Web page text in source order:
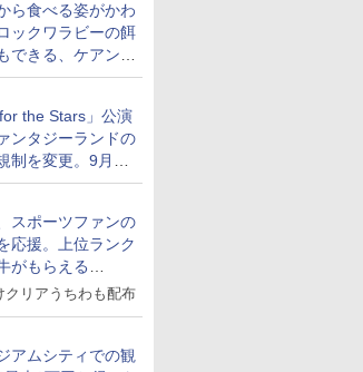
ら食べる姿がかわ
ックワラビーの餌
できる、ケアンズ
ン高原の日本語ガ
アーに参加してみ
for the Stars」公演
ンタジーランドの
制を変更。9月か
～20時ごろに
スポーツファンの
応援。上位ランク
がもらえる
！長崎スタンプラ
クリアうちわも配布
アムシティでの観